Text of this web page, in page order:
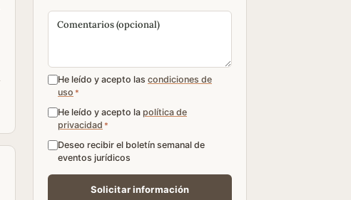
He leído y acepto las condiciones de
uso *
He leído y acepto la política de
privacidad *
Deseo recibir el boletín semanal de
eventos jurídicos